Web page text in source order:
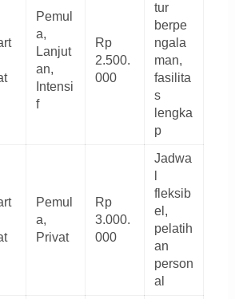
Pemul
a,
Lanjut
an,
Intensi
f
Rp
2.500.
000
tur
berpe
ngala
man,
fasilita
s
lengka
p
Pemul
a,
Privat
Rp
3.000.
000
Jadwa
fleksib
el,
pelatih
an
person
al